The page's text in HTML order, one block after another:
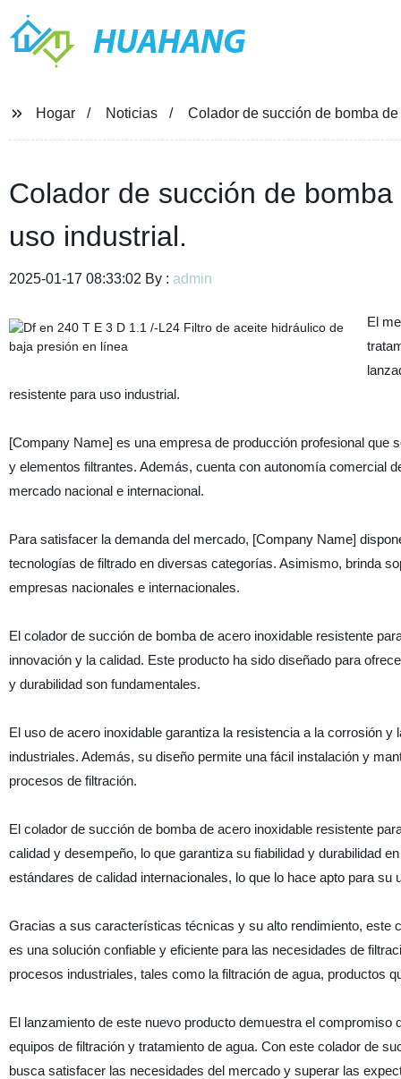
HUAHANG
Hogar Noticias Colador de succión de bomba
Colador de succión de
uso industrial.
2025-01-17 08:33:02 By : admin
El
resistente para uso industrial.
[Company Name] es una empresa de producción profesional que
y elementos filtrantes. Además, cuenta con autonomía comercial
mercado nacional e internacional.
Para satisfacer la demanda del mercado, [Company Name]
tecnologías de filtrado en diversas categorías. Asimismo, brinda
empresas nacionales e internacionales.
El colador de succión de bomba de acero inoxidable resistente
innovación y la calidad. Este producto ha sido diseñado para
y durabilidad son fundamentales.
El uso de acero inoxidable garantiza la resistencia a la corrosión
industriales. Además, su diseño permite una fácil instalación y
procesos de filtración.
El colador de succión de bomba de acero inoxidable resistente
calidad y desempeño, lo que garantiza su fiabilidad y durabilidad
estándares de calidad internacionales, lo que lo hace apto para
Gracias a sus características técnicas y su alto rendimiento, este
es una solución confiable y eficiente para las necesidades de
procesos industriales, tales como la filtración de agua, productos
El lanzamiento de este nuevo producto demuestra el
equipos de filtración y tratamiento de agua. Con este colador de
busca satisfacer las necesidades del mercado y superar las